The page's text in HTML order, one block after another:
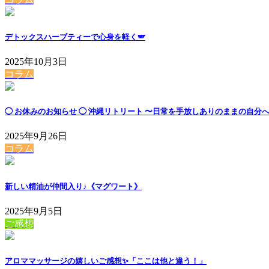
デトックスハーブティーで心身を軽く🪽
2025年10月3日
コラム
◯ お休みのお知らせ ◯ 沖縄リトリート 〜日常を手放しありのままの自分
2025年9月26日
コラム
新しい精油が仲間入り♪《マグワート》
2025年9月5日
ご感想
アロママッサージの嬉しいご感想✨「ここは他と違う！」